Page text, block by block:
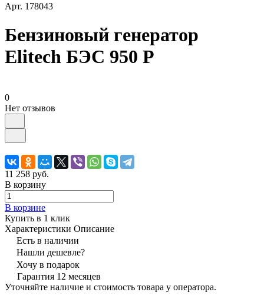
Арт. 178043
Бензиновый генератор
Elitech БЭС 950 Р
0
Нет отзывов
11 258 руб.
В корзину
В корзине
Купить в 1 клик
Характеристики Описание
Есть в наличии
Нашли дешевле?
Хочу в подарок
Гарантия 12 месяцев
Уточняйте наличие и стоимость товара у оператора.